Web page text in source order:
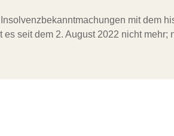
mit dem
seit dem 2. August 2022 nicht